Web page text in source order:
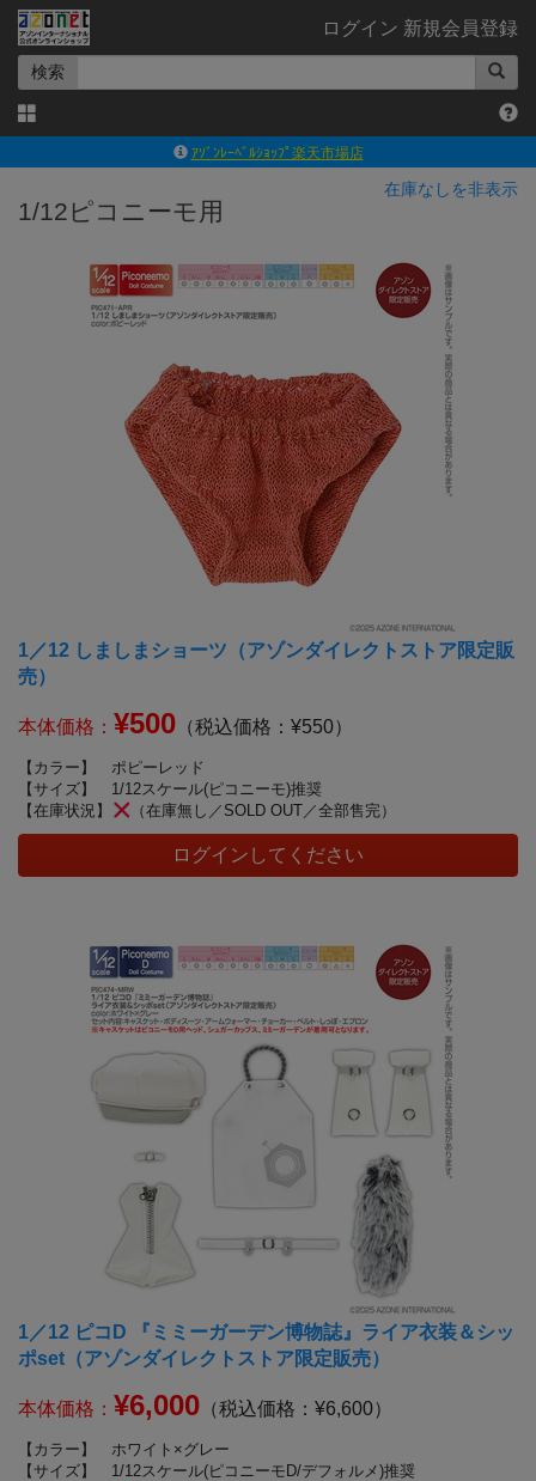
ログイン 新規会員登録
検索
ｱｿﾞﾝﾚｰﾍﾞﾙｼｮｯﾌﾟ楽天市場店
◆◆さとふる◆◆
在庫なしを非表示
1/12ピコニーモ用
1／12 しましまショーツ（アゾンダイレクトストア限定販
売）
本体価格： ¥500 （税込価格：¥550）
【カラー】
ポピーレッド
【サイズ】
1/12スケール(ピコニーモ)推奨
【在庫状況】
（在庫無し／SOLD OUT／全部售完）
ログインしてください
1／12 ピコD 『ミミーガーデン博物誌』ライア衣装＆シッ
ポset（アゾンダイレクトストア限定販売）
本体価格： ¥6,000 （税込価格：¥6,600）
【カラー】
ホワイト×グレー
【サイズ】
1/12スケール(ピコニーモD/デフォルメ)推奨